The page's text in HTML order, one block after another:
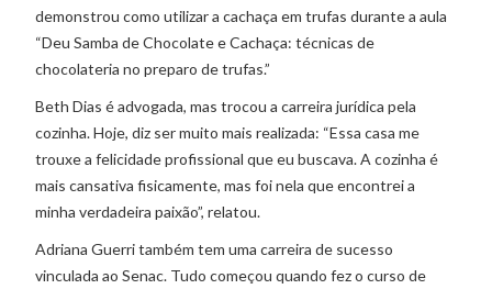
demonstrou como utilizar a cachaça em trufas durante a aula
“Deu Samba de Chocolate e Cachaça: técnicas de
chocolateria no preparo de trufas.”
Beth Dias é advogada, mas trocou a carreira jurídica pela
cozinha. Hoje, diz ser muito mais realizada: “Essa casa me
trouxe a felicidade profissional que eu buscava. A cozinha é
mais cansativa fisicamente, mas foi nela que encontrei a
minha verdadeira paixão”, relatou.
Adriana Guerri também tem uma carreira de sucesso
vinculada ao Senac. Tudo começou quando fez o curso de